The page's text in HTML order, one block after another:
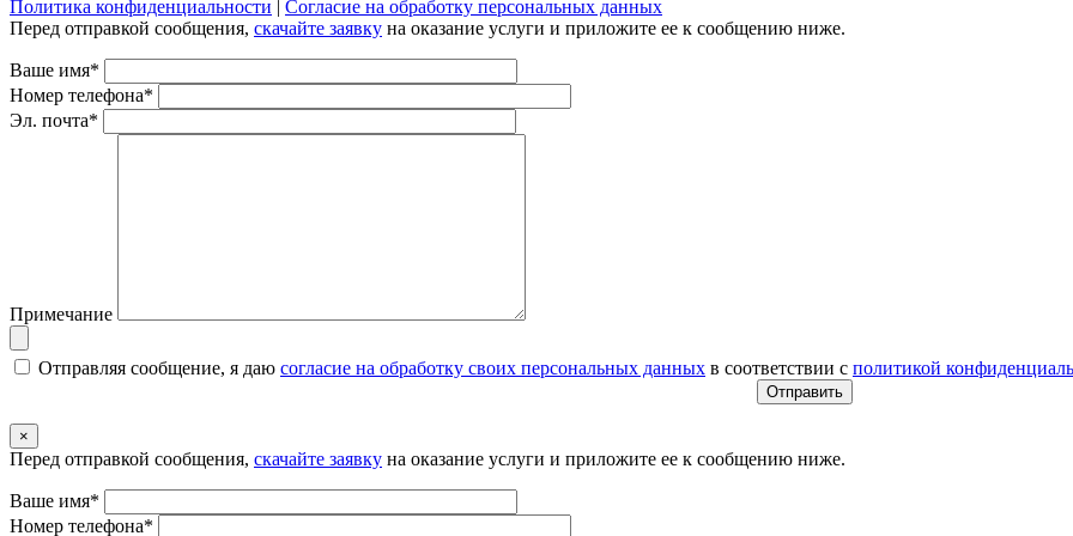
Политика конфиденциальности | Согласие на обработку персональных данных
Перед отправкой сообщения, скачайте заявку на оказание услуги и приложите ее к сообщению ниже.
Ваше имя*
Номер телефона*
Эл. почта*
Примечание
Отправляя сообщение, я даю согласие на обработку своих персональных данных в соответствии с политикой
×
Перед отправкой сообщения, скачайте заявку на оказание услуги и приложите ее к сообщению ниже.
Ваше имя*
Номер телефона*